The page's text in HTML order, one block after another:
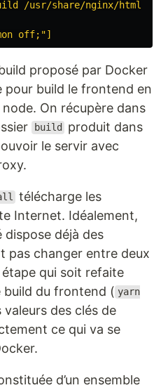
/usr/share/nginx/html
off;"]
proposé par Docker
pour build le frontend en
On récupère dans
build
produit dans
le servir avec
télécharge les
Internet. Idéalement,
dispose déjà des
pas changer entre deux
qui soit refaite
build du frontend ( yarn
des clés de
ce qui va se
d’un ensemble